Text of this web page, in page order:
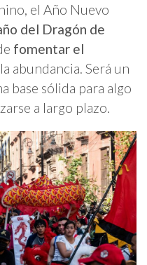
el Año Nuevo
del Dragón de
fomentar el
abundancia. Será un
base sólida para algo
a largo plazo.